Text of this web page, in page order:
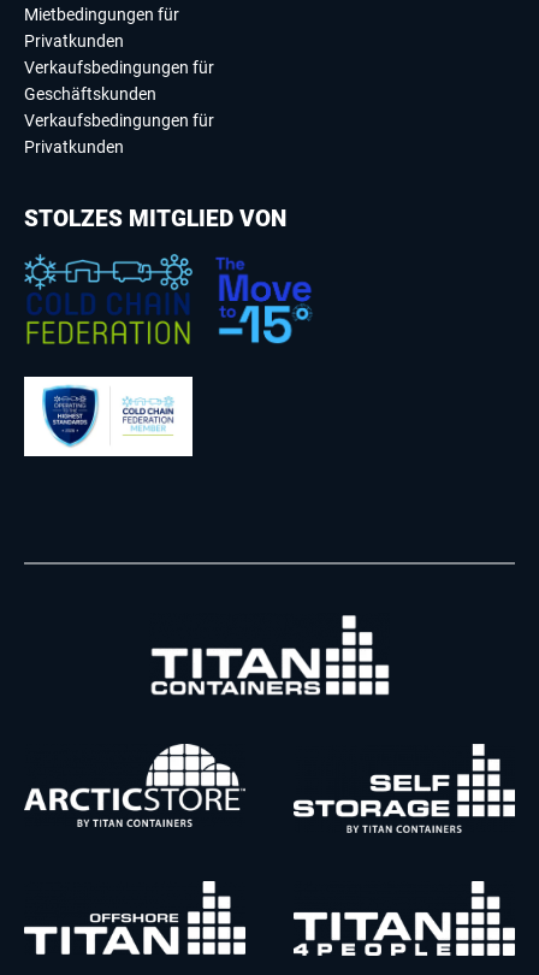
Mietbedingungen für
Privatkunden
Verkaufsbedingungen für
Geschäftskunden
Verkaufsbedingungen für
Privatkunden
STOLZES MITGLIED VON